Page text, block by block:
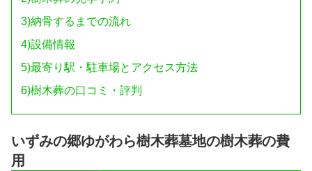
3)納骨するまでの流れ
4)設備情報
5)最寄り駅・駐車場とアクセス方法
6)樹木葬の口コミ・評判
いずみの郷ゆがわら樹木葬墓地の樹木葬の費
用